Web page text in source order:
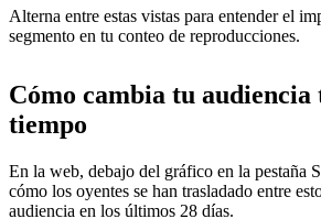
Alterna entre estas vistas para entender el
segmento en tu conteo de reproducciones.
Cómo cambia tu audiencia
tiempo
En la web, debajo del gráfico en la pestaña
cómo los oyentes se han trasladado entre
audiencia en los últimos 28 días.